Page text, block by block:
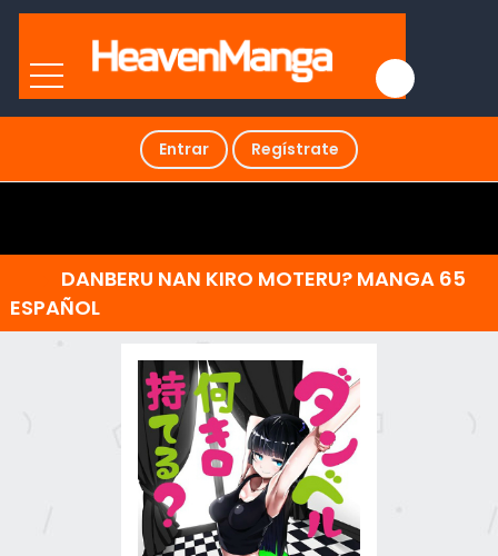
Entrar Regístrate
DANBERU NAN KIRO MOTERU? MANGA 65
ESPAÑOL